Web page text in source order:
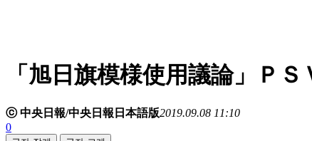
「旭日旗模様使用議論」Ｐ
ⓒ 中央日報/中央日報日本語版2019.09.08 11:10
0